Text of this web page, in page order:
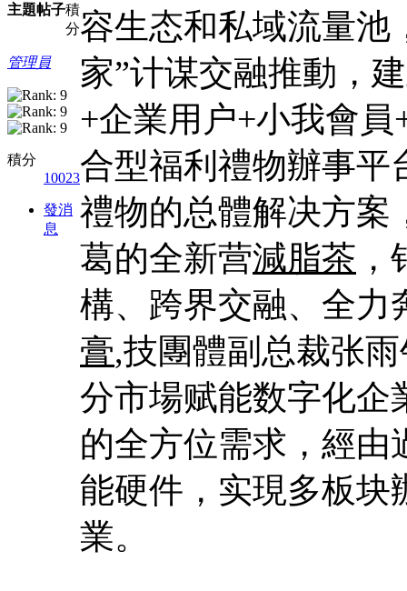
主題帖子積
分
管理員
積分
10023
發消
息
容生态和私域流量池
家”计谋交融推動，
+企業用户+小我會
合型福利禮物辦事
禮物的总體解决方案
葛的全新营減脂茶
構、跨界交融、全力
膏,技團體副总裁张
分市場赋能数字化企
的全方位需求，經由
能硬件，实現多板块
業。